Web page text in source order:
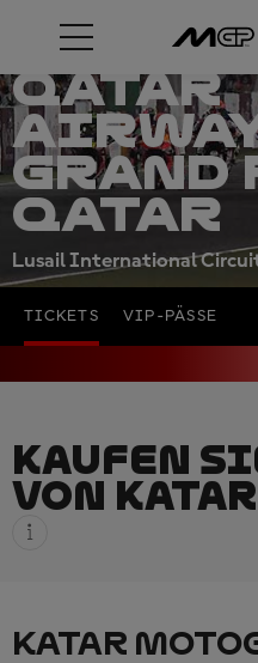
QATAR
GRAND
QATAR
Lusail International
TICKETS VIP-PÄSSE
KAUFEN
VON
KATAR